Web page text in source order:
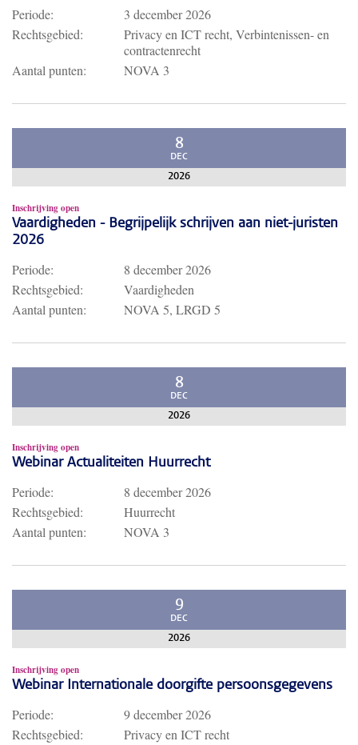
Periode:
3 december 2026
Rechtsgebied:
Privacy en ICT recht, Verbintenissen- en
contractenrecht
Aantal punten:
NOVA 3
8
DEC
2026
Inschrijving open
Vaardigheden - Begrijpelijk schrijven aan niet-juristen
2026
Periode:
8 december 2026
Rechtsgebied:
Vaardigheden
Aantal punten:
NOVA 5, LRGD 5
8
DEC
2026
Inschrijving open
Webinar Actualiteiten Huurrecht
Periode:
8 december 2026
Rechtsgebied:
Huurrecht
Aantal punten:
NOVA 3
9
DEC
2026
Inschrijving open
Webinar Internationale doorgifte persoonsgegevens
Periode:
9 december 2026
Rechtsgebied:
Privacy en ICT recht